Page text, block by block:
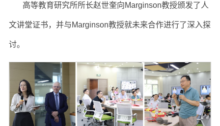
高等教育研究所所长赵世奎向Marginson教授颁发了人
文讲堂证书，并与Marginson教授就未来合作进行了深入探
讨。